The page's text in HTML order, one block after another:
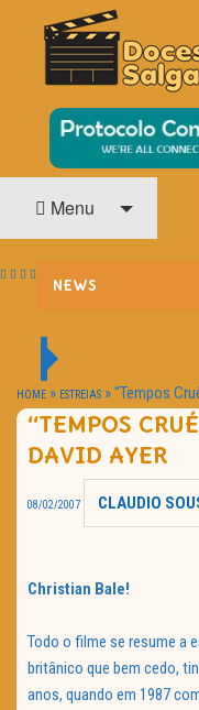
DOCES OU SALGADAS?
O Cinema? Uma Paixão!!
Menu
NEWS
PASSATEMPOS
HOME CINEMA
NOTA PESSOAL
TRAILER DO DIA
HOME » ESTREIAS »“Tempos
“TEMPOS
DAVID AYER
08/02/2007 CLAUDIO
Christian Bale!
Todo o filme se resume a
britânico que bem cedo,
anos, quando em 1987